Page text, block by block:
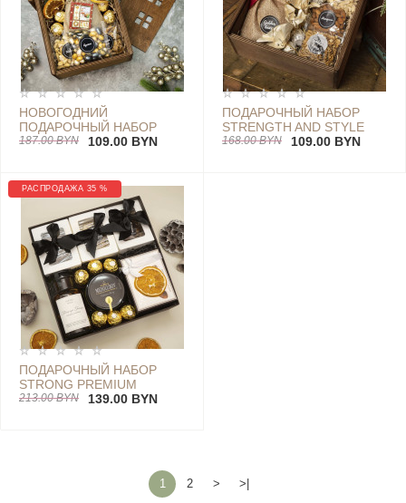
НОВОГОДНИЙ
ПОДАРОЧНЫЙ НАБОР
POWER BOX
187.00 BYN 109.00 BYN
ПОДАРОЧНЫЙ НАБОР
STRENGTH AND STYLE
168.00 BYN 109.00 BYN
РАСПРОДАЖА 35 %
ПОДАРОЧНЫЙ НАБОР
STRONG PREMIUM
213.00 BYN 139.00 BYN
1 2 > >|